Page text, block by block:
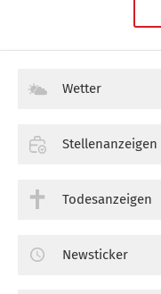
Wetter
Stellenanzeigen
Todesanzeigen
Newsticker